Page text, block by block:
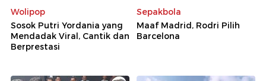
Wolipop
Sosok Putri Yordania yang
Mendadak Viral, Cantik dan
Berprestasi
Sepakbola
Maaf Madrid, Rodri Pilih
Barcelona